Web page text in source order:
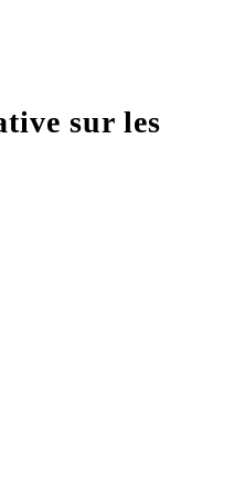
sur les